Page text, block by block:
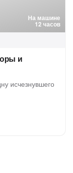
На машине
12 часов
и
исчезнувшего